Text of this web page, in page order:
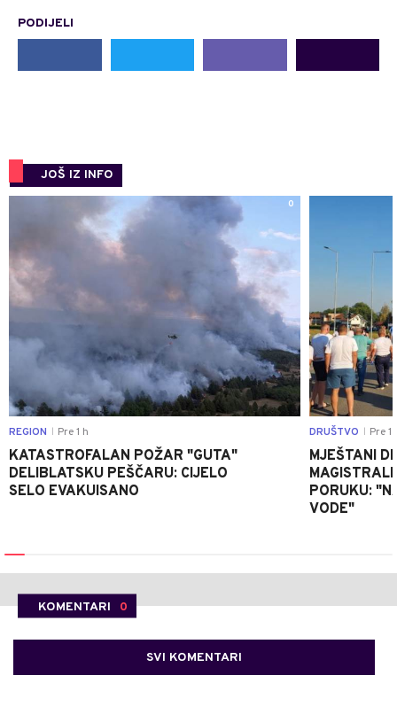
PODIJELI
JOŠ IZ INFO
0
REGION Pre 1 h
KATASTROFALAN POŽAR "GUTA"
DELIBLATSKU PEŠČARU: CIJELO
SELO EVAKUISANO
DRUŠTVO Pre 1
MJEŠTANI
PORUKU:
VODE"
KOMENTARI 0
SVI KOMENTARI